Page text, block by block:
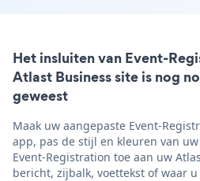
Het insluiten van Event-
Atlast Business site is nog
geweest
Maak uw aangepaste Event-
app, pas de stijl en kleuren van
Event-Registration toe aan uw
bericht, zijbalk, voettekst of waar